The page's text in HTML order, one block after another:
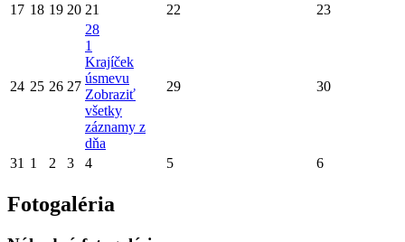
17 18 19 20 21 22 23
24 25 26 27
28
1
Krajíček
úsmevu
Zobraziť
všetky
záznamy z
dňa
29 30
31 1 2 3 4 5 6
Fotogaléria